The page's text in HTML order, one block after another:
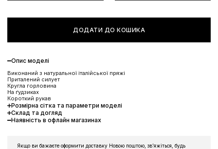
ДОДАТИ ДО КОШИКА
Опис моделі
Виконаний з натуральної італійської пряжі
Приталений силует
Кругла горловина
На ґудзиках
Короткий рукав
Розмірна сітка та параметри моделі
Склад та догляд
Наявність в офлайн магазинах
Якщо ви бажаєте оформити доставку Новою поштою, звʼяжіться, будь